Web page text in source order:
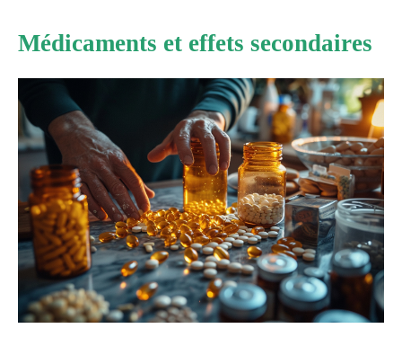
Médicaments et effets secondaires